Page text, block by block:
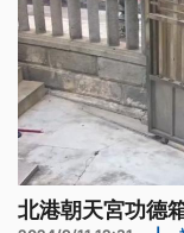
北港朝天宮功德